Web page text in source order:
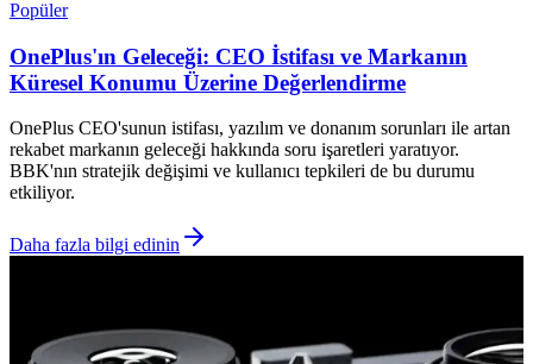
Popüler
OnePlus'ın Geleceği: CEO İstifası ve Markanın
Küresel Konumu Üzerine Değerlendirme
OnePlus CEO'sunun istifası, yazılım ve donanım sorunları ile artan
rekabet markanın geleceği hakkında soru işaretleri yaratıyor.
BBK'nın stratejik değişimi ve kullanıcı tepkileri de bu durumu
etkiliyor.
Daha fazla bilgi edinin